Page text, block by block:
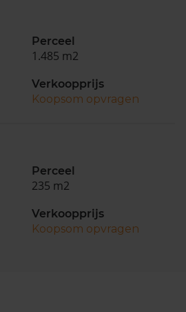
Perceel
1.485 m2
Verkoopprijs
Koopsom opvragen
Perceel
235 m2
Verkoopprijs
Koopsom opvragen